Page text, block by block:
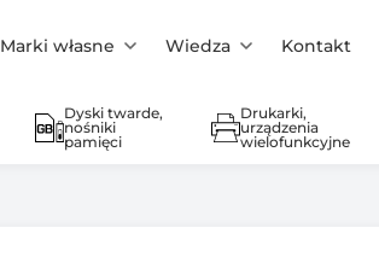
Marki własne Wiedza Kontakt
Dyski twarde,
nośniki
pamięci
Drukarki,
urządzenia
wielofunkcyjne